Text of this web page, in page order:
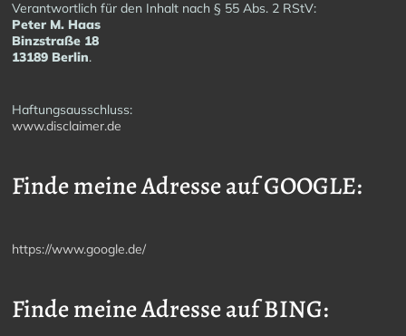
Verantwortlich für den Inhalt nach § 55 Abs. 2 RStV:
Peter M. Haas
Binzstraße 18
13189 Berlin.
Haftungsausschluss:
www.disclaimer.de
Finde meine Adresse auf GOOGLE:
https://www.google.de/
Finde meine Adresse auf BING: